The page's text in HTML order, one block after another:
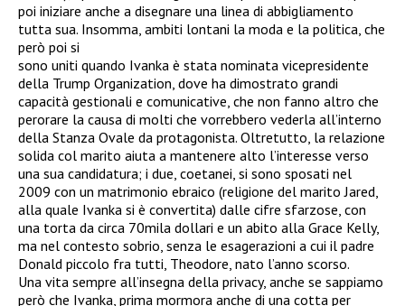
poi iniziare anche a disegnare una linea di abbigliamento
tutta sua. Insomma, ambiti lontani la moda e la politica, che
però poi si
sono uniti quando Ivanka è stata nominata vicepresidente
della Trump Organization, dove ha dimostrato grandi
capacità gestionali e comunicative, che non fanno altro che
perorare la causa di molti che vorrebbero vederla all’interno
della Stanza Ovale da protagonista. Oltretutto, la relazione
solida col marito aiuta a mantenere alto l’interesse verso
una sua candidatura; i due, coetanei, si sono sposati nel
2009 con un matrimonio ebraico (religione del marito Jared,
alla quale Ivanka si è convertita) dalle cifre sfarzose, con
una torta da circa 70mila dollari e un abito alla Grace Kelly,
ma nel contesto sobrio, senza le esagerazioni a cui il padre
Donald piccolo fra tutti, Theodore, nato l’anno scorso.
Una vita sempre all’insegna della privacy, anche se sappiamo
però che Ivanka, prima mormora anche di una cotta per